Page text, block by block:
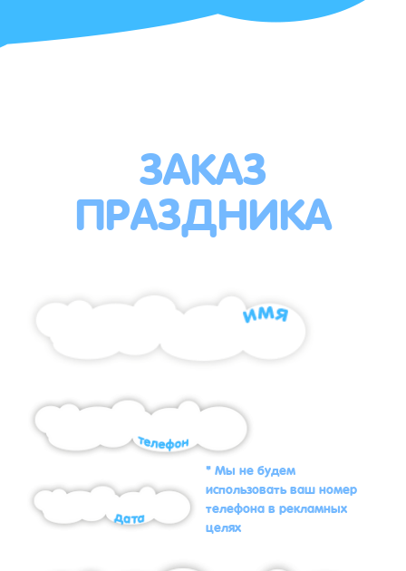
ЗАКАЗ
ПРАЗДНИКА
* Мы не будем
использовать ваш номер
телефона в рекламных
целях